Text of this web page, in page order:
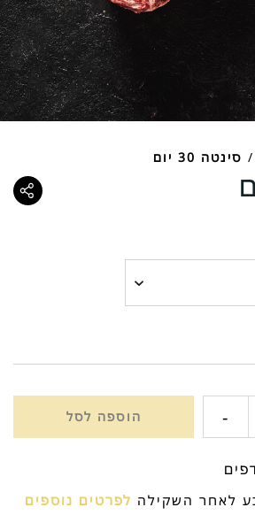
/ סינטה 30 יום
- הוספה לסל
לאחר השקילה לפרטים נוספים